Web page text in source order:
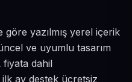
yazılmış yerel içerik
ve uyumlu tasarım
fiyata dahil
ay destek ücretsiz